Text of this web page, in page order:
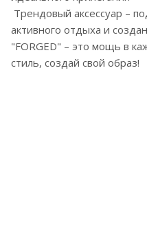
Трендовый аксессуар –
активного отдыха и
"FORGED" – это мощь в
стиль, создай свой образ!